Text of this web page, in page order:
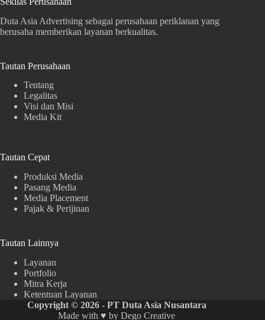
Duta Asia Advertising sebagai perusahaan periklanan yang
berusaha memberikan layanan berkualitas.
Tautan Perusahaan
Tentang
Legalitas
Visi dan Misi
Media Kit
Tautan Cepat
Produksi Media
Pasang Media
Media Placement
Pajak & Perijinan
Tautan Lainnya
Layanan
Portfolio
Mitra Kerja
Ketentuan Layanan
Copyright © 2026 - PT Duta Asia Nusantara
Made with ♥ byDego Creative